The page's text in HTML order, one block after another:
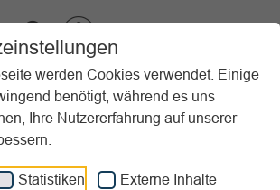
werden Cookies verwendet. Einige
benötigt, während es uns
Ihre Nutzererfahrung auf unserer
Statistiken Externe Inhalte
Marketing
Sponsoring
Readspeaker öffnen